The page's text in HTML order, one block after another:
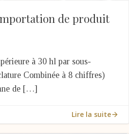
de produit
à 30 hl par sous-
Combinée à 8 chiffres)
de […]
Lire la suite